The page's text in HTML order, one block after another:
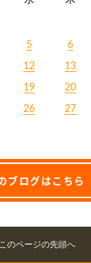
5 6
12 13
19 20
26 27
ブログはこちら
このページの先頭へ